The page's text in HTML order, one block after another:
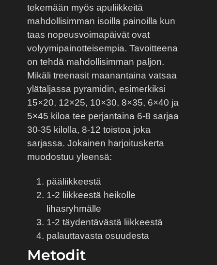
tekemään myös apuliikkeitä
mahdollisimman isoilla painoilla kun
taas nopeusvoimapäivät ovat
volyymipainotteisempia. Tavoitteena
on tehdä mahdollisimman paljon.
Mikäli treenasit maanantaina vatsaa
ylätaljassa pyramidin, esimerkiksi
15×20, 12×25, 10×30, 8×35, 6×40 ja
5×45 kiloa tee perjantaina 6-8 sarjaa
30-35 kilolla, 8-12 toistoa joka
sarjassa. Jokainen harjoituskerta
muodostuu yleensä:
pääliikkeestä
1-2 liikkeestä heikolle
lihasryhmälle
1-2 täydentävästä liikkeestä
palauttavasta osuudesta
Metodit